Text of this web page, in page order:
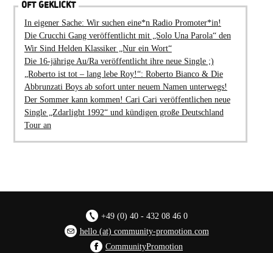
OFT GEKLICKT
In eigener Sache: Wir suchen eine*n Radio Promoter*in!
Die Crucchi Gang veröffentlicht mit „Solo Una Parola“ den
Wir Sind Helden Klassiker „Nur ein Wort“
Die 16-jährige Au/Ra veröffentlicht ihre neue Single ;)
„Roberto ist tot – lang lebe Roy!“: Roberto Bianco & Die
Abbrunzati Boys ab sofort unter neuem Namen unterwegs!
Der Sommer kann kommen! Cari Cari veröffentlichen neue
Single „Zdarlight 1992“ und kündigen große Deutschland
Tour an
+49 (0) 40 - 432 08 46 0
hello (at) community-promotion.com
CommunityPromotion